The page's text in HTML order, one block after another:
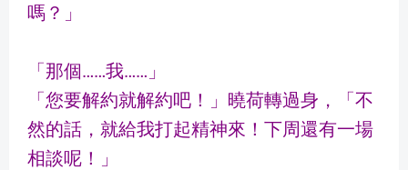
嗎？」
「那個……我……」
「您要解約就解約吧！」曉荷轉過身，「不
然的話，就給我打起精神來！下周還有一場
相談呢！」